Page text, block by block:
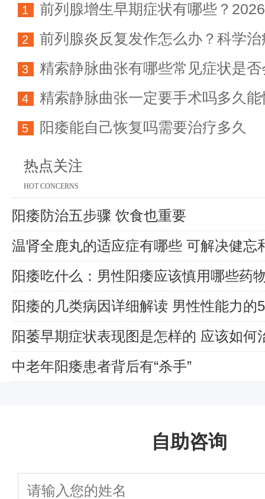
1
前列腺增生早期症状有哪些？
科学防治指南
2
前列腺炎反复发作怎么办？科学
方法详解
3
精索静脉曲张有哪些常见症状是
育能力
4 精索静脉曲张一定要手术吗多久能
5 阳痿能自己恢复吗需要治疗多久
热点关注
HOT CONCERNS
阳痿防治五步骤 饮食也重要
温肾全鹿丸的适应症有哪些 可解决健忘
阳痿吃什么：男性阳痿应该慎用哪些药
阳痿的几类病因详细解读 男性性能力的
阳萎早期症状表现图是怎样的 应该如何
中老年阳痿患者背后有“杀手”
自助咨询